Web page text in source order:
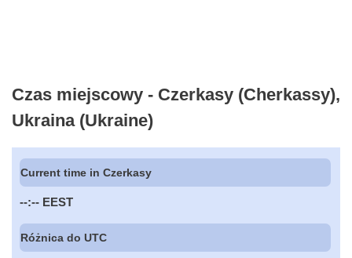
Czas miejscowy - Czerkasy (Cherkassy),
Ukraina (Ukraine)
Current time in Czerkasy
--:-- EEST
Różnica do UTC